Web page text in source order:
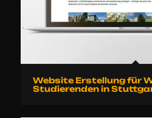
Website Erstellung für
Studierenden in